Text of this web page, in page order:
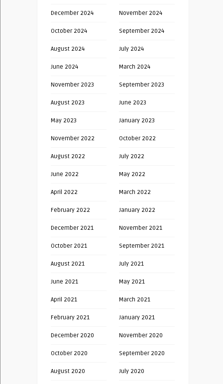
December 2024 November 2024
October 2024 September 2024
August 2024 July 2024
June 2024 March 2024
November 2023 September 2023
August 2023 June 2023
May 2023 January 2023
November 2022 October 2022
August 2022 July 2022
June 2022 May 2022
April 2022 March 2022
February 2022 January 2022
December 2021 November 2021
October 2021 September 2021
August 2021 July 2021
June 2021 May 2021
April 2021 March 2021
February 2021 January 2021
December 2020 November 2020
October 2020 September 2020
August 2020 July 2020